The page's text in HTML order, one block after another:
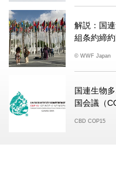
解説：国
組条約締
© WWF Japan
国連生物
国会議（
CBD COP15